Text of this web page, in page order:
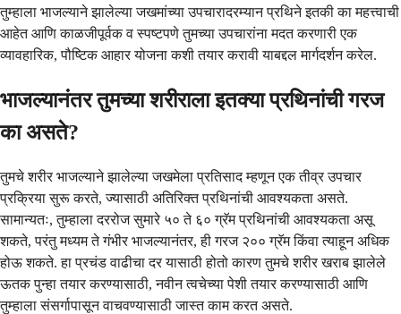
तुम्हाला भाजल्याने झालेल्या जखमांच्या उपचारादरम्यान प्रथिने इतकी का महत्त्वाची
आहेत आणि काळजीपूर्वक व स्पष्टपणे तुमच्या उपचारांना मदत करणारी एक
व्यावहारिक, पौष्टिक आहार योजना कशी तयार करावी याबद्दल मार्गदर्शन करेल.
भाजल्यानंतर तुमच्या शरीराला इतक्या प्रथिनांची गरज
का असते?
तुमचे शरीर भाजल्याने झालेल्या जखमेला प्रतिसाद म्हणून एक तीव्र उपचार
प्रक्रिया सुरू करते, ज्यासाठी अतिरिक्त प्रथिनांची आवश्यकता असते.
सामान्यतः, तुम्हाला दररोज सुमारे ५० ते ६० ग्रॅम प्रथिनांची आवश्यकता असू
शकते, परंतु मध्यम ते गंभीर भाजल्यानंतर, ही गरज २०० ग्रॅम किंवा त्याहून अधिक
होऊ शकते. हा प्रचंड वाढीचा दर यासाठी होतो कारण तुमचे शरीर खराब झालेले
ऊतक पुन्हा तयार करण्यासाठी, नवीन त्वचेच्या पेशी तयार करण्यासाठी आणि
तुम्हाला संसर्गापासून वाचवण्यासाठी जास्त काम करत असते.